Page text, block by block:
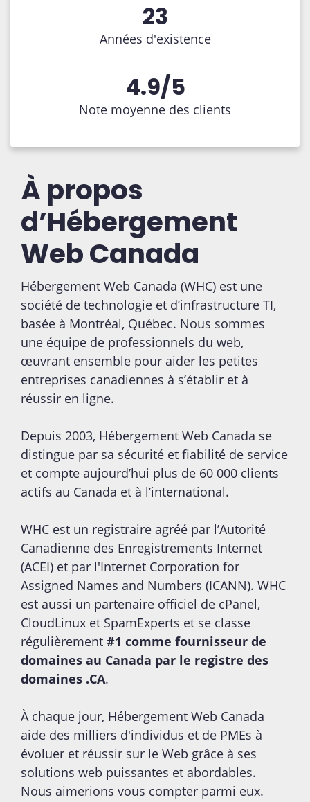
23
Années d'existence
4.9/5
Note moyenne des clients
À propos
d’Hébergement
Web Canada
Hébergement Web Canada (WHC) est une
société de technologie et d’infrastructure TI,
basée à Montréal, Québec. Nous sommes
une équipe de professionnels du web,
œuvrant ensemble pour aider les petites
entreprises canadiennes à s’établir et à
réussir en ligne.
Depuis 2003, Hébergement Web Canada se
distingue par sa sécurité et fiabilité de service
et compte aujourd’hui plus de 60 000 clients
actifs au Canada et à l’international.
WHC est un registraire agréé par l’Autorité
Canadienne des Enregistrements Internet
(ACEI) et par l'Internet Corporation for
Assigned Names and Numbers (ICANN). WHC
est aussi un partenaire officiel de cPanel,
CloudLinux et SpamExperts et se classe
régulièrement #1 comme fournisseur de
domaines au Canada par le registre des
domaines .CA.
À chaque jour, Hébergement Web Canada
aide des milliers d'individus et de PMEs à
évoluer et réussir sur le Web grâce à ses
solutions web puissantes et abordables.
Nous aimerions vous compter parmi eux.